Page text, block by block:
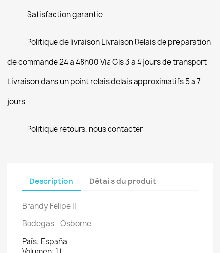
Satisfaction garantie
Politique de livraison Livraison Delais de preparation
de commande 24 a 48h00 Via Gls 3 a 4 jours de transport
Livraison dans un point relais delais approximatifs 5 a 7
jours
Politique retours, nous contacter
Description Détails du produit
Brandy Felipe II
Bodegas - Osborne
País: España